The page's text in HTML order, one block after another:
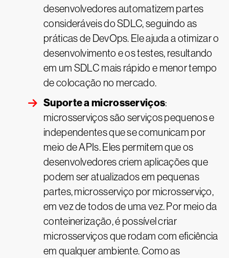
desenvolvedores automatizem partes
consideráveis do SDLC, seguindo as
práticas de DevOps. Ele ajuda a otimizar o
desenvolvimento e os testes, resultando
em um SDLC mais rápido e menor tempo
de colocação no mercado.
Suporte a microsserviços:
microsserviços são serviços pequenos e
independentes que se comunicam por
meio de APIs. Eles permitem que os
desenvolvedores criem aplicações que
podem ser atualizados em pequenas
partes, microsserviço por microsserviço,
em vez de todos de uma vez. Por meio da
conteinerização, é possível criar
microsserviços que rodam com eficiência
em qualquer ambiente. Como as